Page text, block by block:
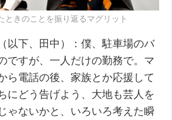
ときのことを振り返るマグリット
以下、田中）：僕、駐車場のバ
ですが、一人だけの勤務で。マ
ら電話の後、家族とか応援して
にどう告げよう、大地も芸人を
ゃないかと、いろいろ考えた瞬